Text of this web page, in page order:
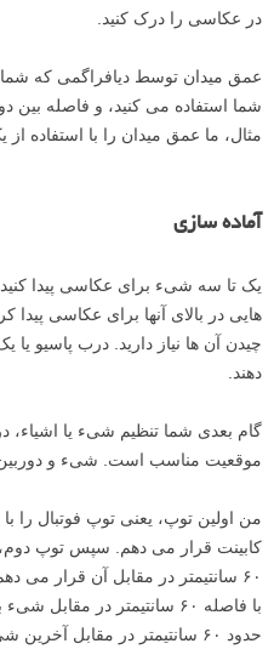
در عکاسی را درک کنید.
عمق میدان توسط دیافراگمی که شما
شما استفاده می کنید، و فاصله بین
مثال، ما عمق میدان را با استفاده از یک لنز ۱۰۰ میلیمتری
آماده سازی
یک تا سه شیء برای عکاسی پیدا
هایی در بالای آنها برای عکاسی
چیدن آن ها نیاز دارید. درب پاسیو
دهند.
گام بعدی شما تنظیم شیء یا اشیاء،
موقعیت مناسب است. شیء و دوربین
کابینت قرار می دهم. سپس توپ دوم،
۶۰ سانتیمتر در مقابل آن قرار
با فاصله ۶۰ سانتیمتر در
حدود ۶۰ سانتیمتر در مقابل آخرین شیء برپا می کنم.